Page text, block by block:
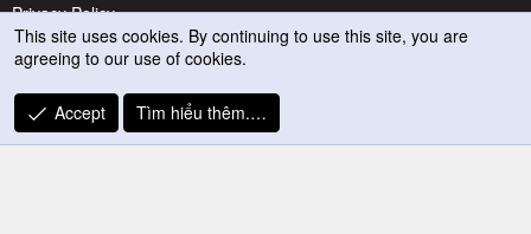
Privacy Policy
Trợ giúp
R
S
This site uses cookies. By continuing to use this site, you are
agreeing to our use of cookies.
Accept Tìm hiểu thêm.…